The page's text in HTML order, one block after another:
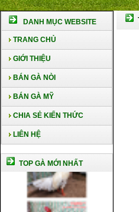
DANH MỤC WEBSITE
TRANG CHỦ
GIỚI THIỆU
BÁN GÀ NÒI
BÁN GÀ MỸ
CHIA SẺ KIẾN THỨC
LIÊN HỆ
TOP GÀ MỚI NHẤT